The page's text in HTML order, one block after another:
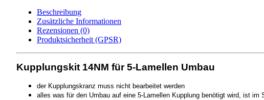
Beschreibung
Zusätzliche Informationen
Rezensionen (0)
Produktsicherheit (GPSR)
Kupplungskit 14NM für 5-Lamellen Umbau
der Kupplungskranz muss nicht bearbeitet werden
alles was für den Umbau auf eine 5-Lamellen Kupplung benötigt wird, ist im